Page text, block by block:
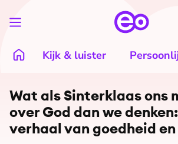
Kijk & luister
Wat als Sinterklaas ons
over God dan we
verhaal van goedheid